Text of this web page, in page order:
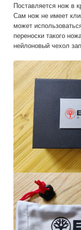
Поставляется нож в
Сам нож не имеет
может
переноски такого
нейлоновый чехол